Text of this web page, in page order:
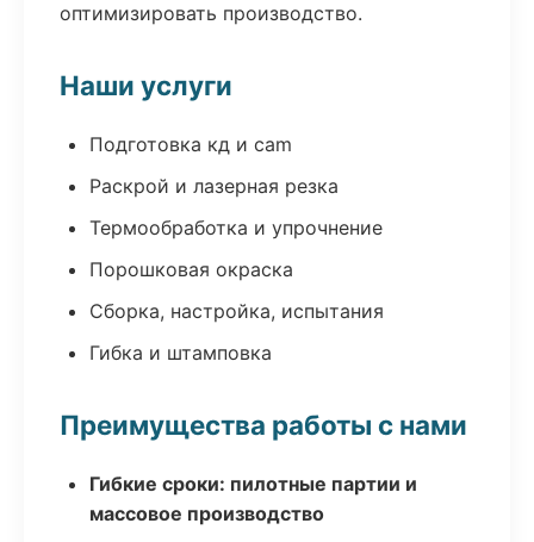
оптимизировать производство.
Наши услуги
Подготовка кд и cam
Раскрой и лазерная резка
Термообработка и упрочнение
Порошковая окраска
Сборка, настройка, испытания
Гибка и штамповка
Преимущества работы с нами
Гибкие сроки: пилотные партии и
массовое производство